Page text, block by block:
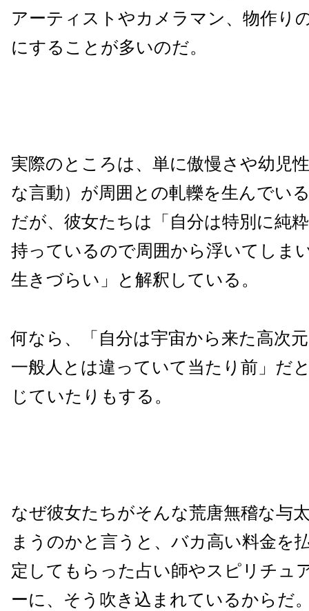
アーティストやカメラマン、物作り
にすることが多いのだ。
実際のところは、単に傲慢さや幼児
な言動）が周囲との軋轢を生んでい
だが、彼女たちは「自分は特別に純
持っているので周囲から浮いてしま
生きづらい」と解釈している。
何なら、「自分は宇宙から来た高次
一般人とは違っていて当たり前」だ
じていたりもする。
なぜ彼女たちがそんな荒唐無稽な与
まうのかと言うと、バカ高い料金を
定してもらった占い師やスピリチュ
ーに、そう吹き込まれているからだ